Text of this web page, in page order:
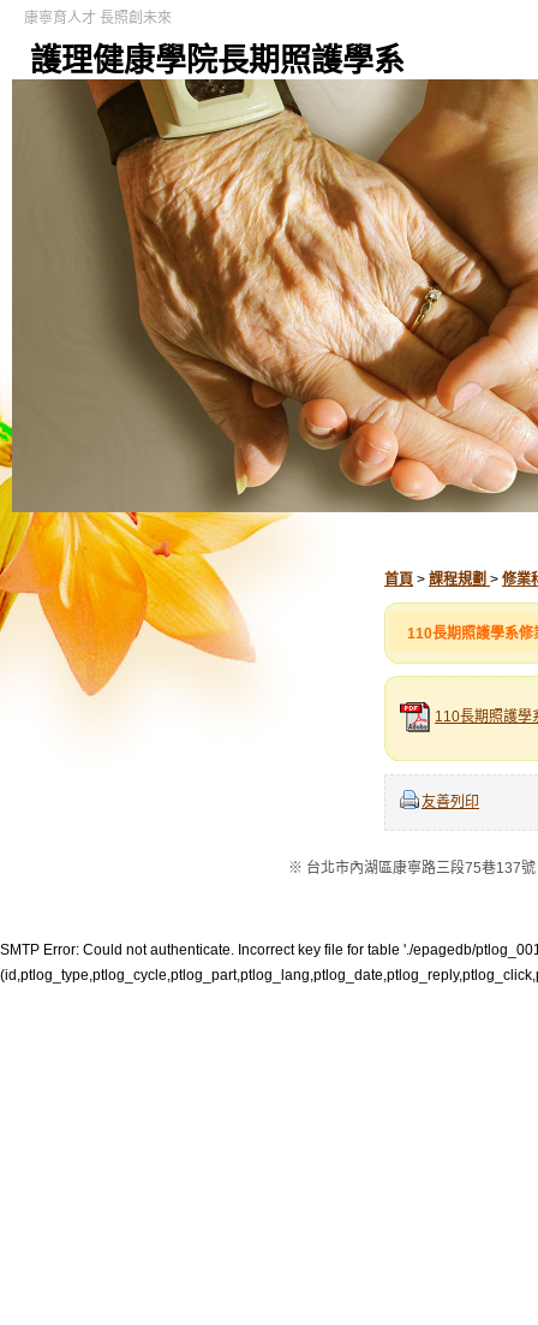
護理健康學院長期照護學系
康寧育人才 長照創未來
首頁 > 課程規劃 > 修業
110長期照護學系修
110長期照護學
友善列印
※ 台北市內湖區康寧路三段75巷137
SMTP Error: Could not authenticate. Incorrect key file for table './epagedb/